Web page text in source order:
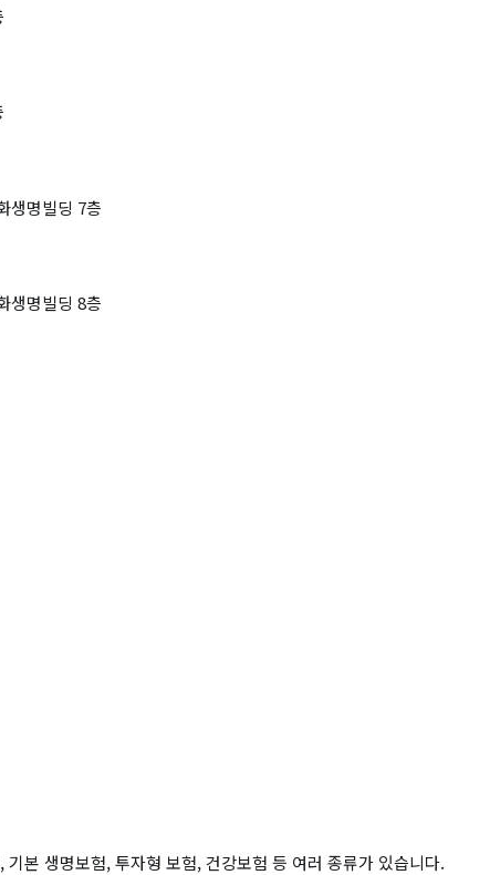
생명빌딩 7층
생명빌딩 8층
본 생명보험, 투자형 보험, 건강보험 등 여러 종류가 있습니다.